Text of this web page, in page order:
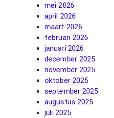
mei 2026
april 2026
maart 2026
februari 2026
januari 2026
december 2025
november 2025
oktober 2025
september 2025
augustus 2025
juli 2025